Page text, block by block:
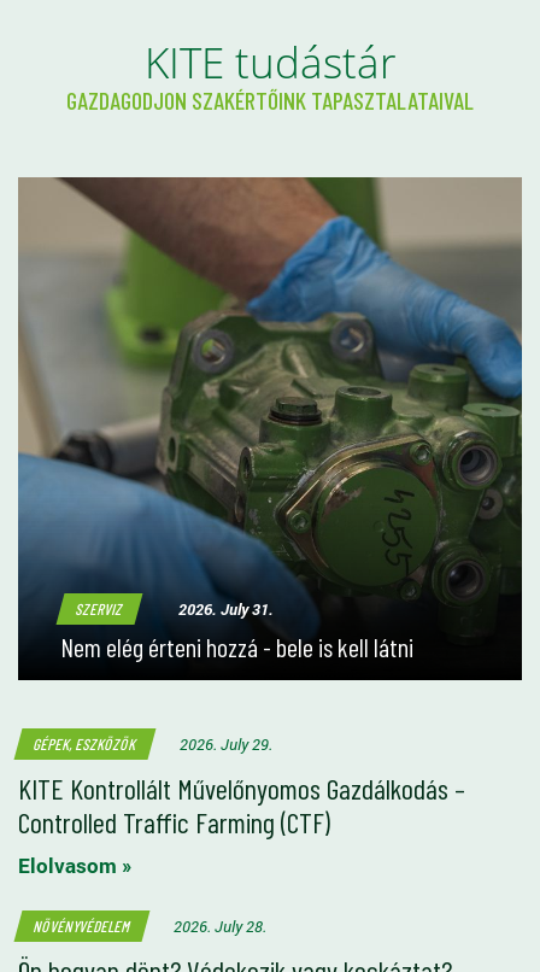
KITE tudástár
GAZDAGODJON SZAKÉRTŐINK TAPASZTALATAIVAL
SZERVIZ 2026. July 31.
Nem elég érteni hozzá - bele is kell látni
GÉPEK, ESZKÖZÖK 2026. July 29.
KITE Kontrollált Művelőnyomos Gazdálkodás –
Controlled Traffic Farming (CTF)
Elolvasom »
NÖVÉNYVÉDELEM 2026. July 28.